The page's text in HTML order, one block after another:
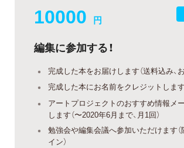
10000 円
編集に参加する！
完成した本をお届けします（送料込み、
完成した本にお名前をクレジットします
アートプロジェクトのおすすめ情報メ
します（〜2020年6月まで、月1回）
勉強会や編集会議へ参加いただけます（
イン）